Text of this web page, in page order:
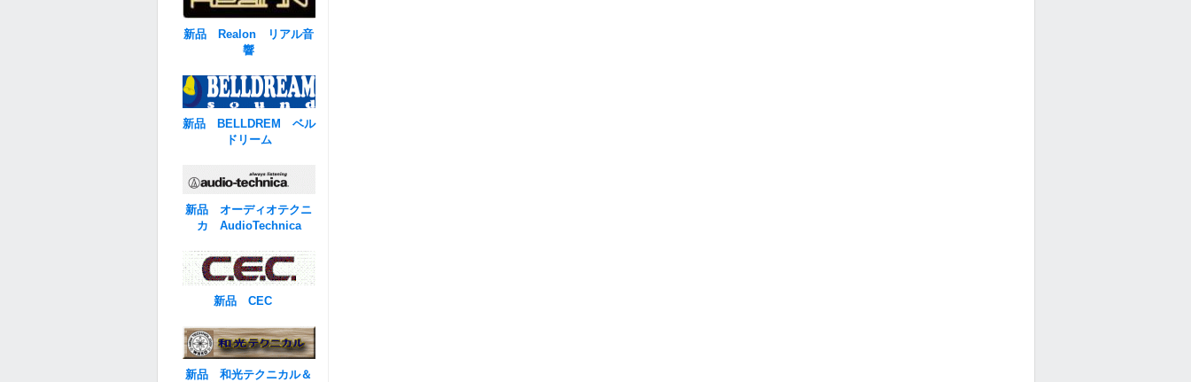
新品 Realon リアル音
響
新品 BELLDREM ベル
ドリーム
新品 オーディオテクニ
カ AudioTechnica
新品 CEC
新品 和光テクニカル＆